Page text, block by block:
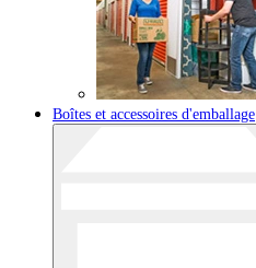
Boîtes et accessoires d'emballage